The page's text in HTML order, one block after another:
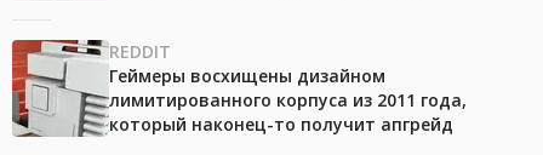
REDDIT
Геймеры восхищены дизайном
лимитированного корпуса из 2011 года,
который наконец-то получит апгрейд